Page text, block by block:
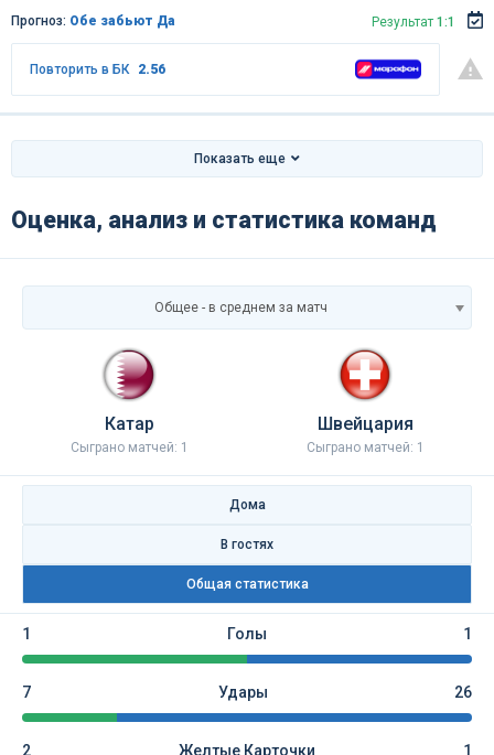
Прогноз: Обе забьют Да Результат 1:1
Повторить в БК 2.56
Показать еще
Оценка, анализ и статистика команд
Катар
Сыграно матчей: 1
Общее - в среднем за матч
Швейцария
Сыграно матчей: 1
Дома
В гостях
Общая статистика
1 Голы 1
7 Удары 26
2 Желтые Карточки 1